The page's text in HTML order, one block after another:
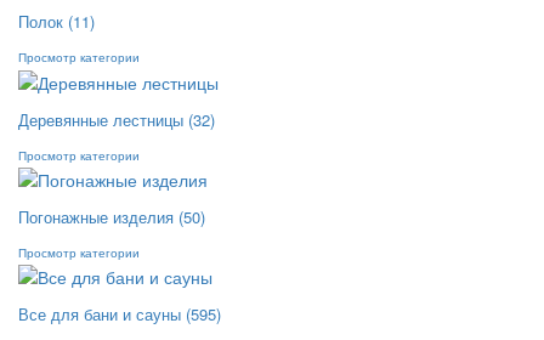
Полок (11)
Просмотр категории
Деревянные лестницы (32)
Просмотр категории
Погонажные изделия (50)
Просмотр категории
Все для бани и сауны (595)